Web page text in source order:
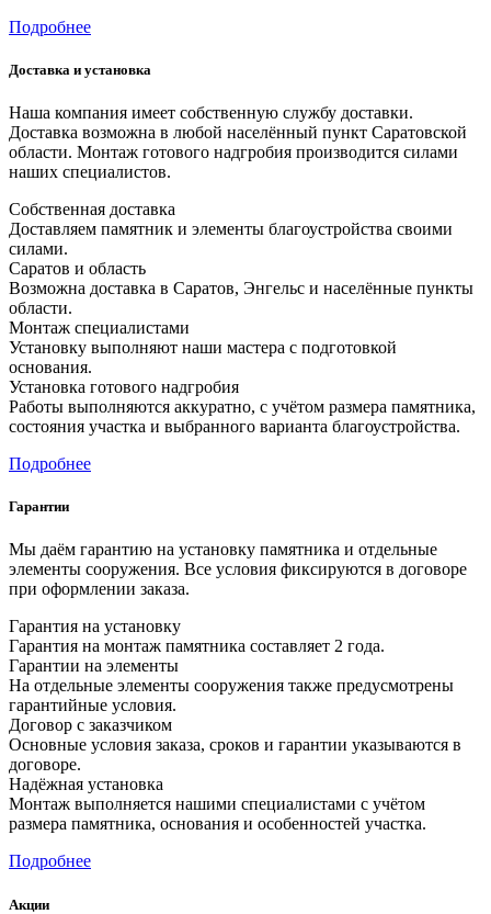
Подробнее
Доставка и установка
Наша компания имеет собственную службу доставки.
Доставка возможна в любой населённый пункт Саратовской
области. Монтаж готового надгробия производится силами
наших специалистов.
Собственная доставка
Доставляем памятник и элементы благоустройства своими
силами.
Саратов и область
Возможна доставка в Саратов, Энгельс и населённые пункты
области.
Монтаж специалистами
Установку выполняют наши мастера с подготовкой
основания.
Установка готового надгробия
Работы выполняются аккуратно, с учётом размера памятника,
состояния участка и выбранного варианта благоустройства.
Подробнее
Гарантии
Мы даём гарантию на установку памятника и отдельные
элементы сооружения. Все условия фиксируются в договоре
при оформлении заказа.
Гарантия на установку
Гарантия на монтаж памятника составляет 2 года.
Гарантии на элементы
На отдельные элементы сооружения также предусмотрены
гарантийные условия.
Договор с заказчиком
Основные условия заказа, сроков и гарантии указываются в
договоре.
Надёжная установка
Монтаж выполняется нашими специалистами с учётом
размера памятника, основания и особенностей участка.
Подробнее
Акции